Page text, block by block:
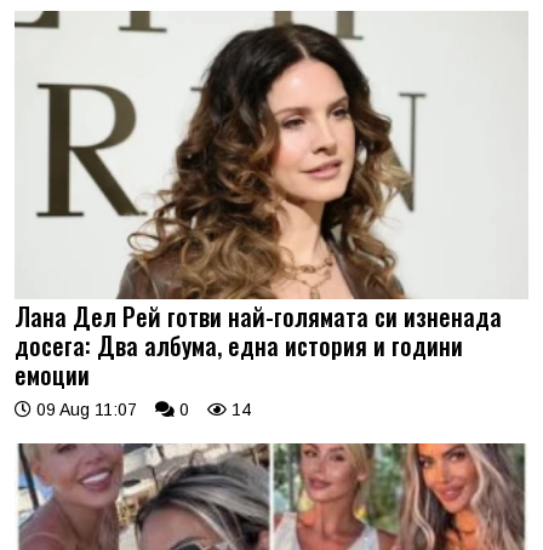
Лана Дел Рей готви най-голямата си изненада
досега: Два албума, една история и години
емоции
09 Aug 11:07 0 14